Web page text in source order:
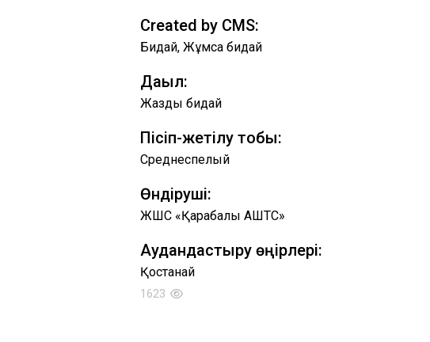
Created by CMS:
Бидай, Жұмсақ бидай
Дақыл:
Жаздық бидай
Пісіп-жетілу тобы:
Среднеспелый
Өндіруші:
ЖШС «Қарабалық АШТС»
Аудандастыру өңірлері:
Қостанай
1623